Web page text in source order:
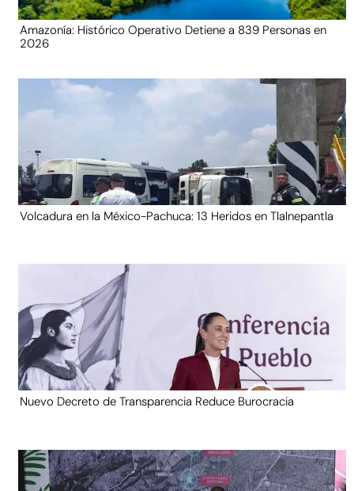
Amazonía: Histórico Operativo Detiene a 839 Personas en
2026
Volcadura en la México-Pachuca: 13 Heridos en Tlalnepantla
Nuevo Decreto de Transparencia Reduce Burocracia